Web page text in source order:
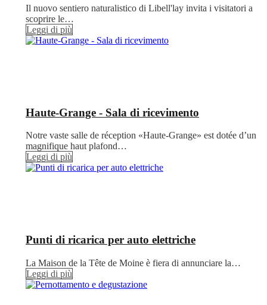
Il nuovo sentiero naturalistico di Libell'lay invita i visitatori a
scoprire le…
Leggi di più
Haute-Grange - Sala di ricevimento
Notre vaste salle de réception «Haute-Grange» est dotée d’un
magnifique haut plafond…
Leggi di più
Punti di ricarica per auto elettriche
La Maison de la Tête de Moine è fiera di annunciare la…
Leggi di più